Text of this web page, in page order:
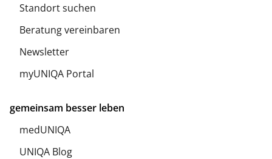
Standort suchen
Beratung vereinbaren
Newsletter
myUNIQA Portal
gemeinsam besser leben
medUNIQA
UNIQA Blog